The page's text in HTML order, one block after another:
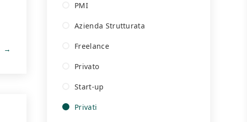
PMI
Azienda Strutturata
Freelance
Privato
Start-up
Privati